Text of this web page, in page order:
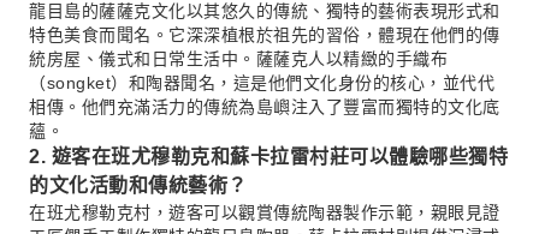
龍目島的薩薩克文化以其悠久的傳統、獨特的藝術表現形式和
特色美食而聞名。它深深植根於祖先的習俗，體現在他們的傳
統房屋、儀式和日常生活中。薩薩克人以精緻的手織布
（songket）和陶器聞名，這是他們文化身份的核心，並代代
相傳。他們充滿活力的傳統為島嶼注入了豐富而獨特的文化底
蘊。
2. 遊客在班尤穆勒克和蘇卡拉雷村莊可以體驗哪些獨特
的文化活動和傳統藝術？
在班尤穆勒克村，遊客可以觀賞傳統陶器製作示範，親眼見證